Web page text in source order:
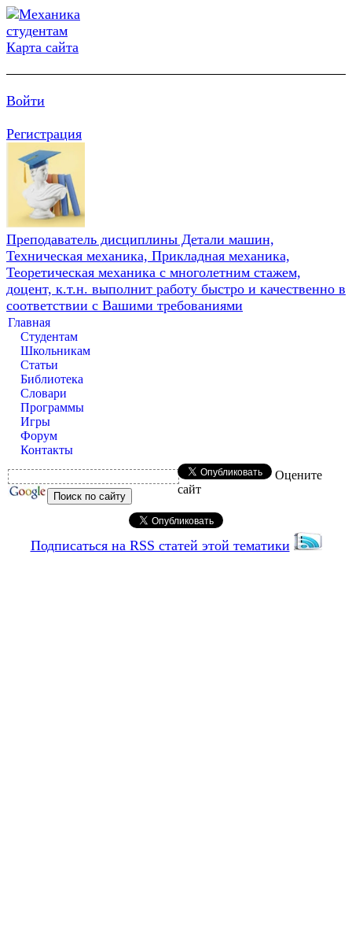
Карта сайта
Войти
Регистрация
Преподаватель дисциплины Детали машин,
Техническая механика, Прикладная механика,
Теоретическая механика с многолетним стажем,
доцент, к.т.н. выполнит работу быстро и качественно в
соответствии с Вашими требованиями
Главная
Студентам
Школьникам
Статьи
Библиотека
Словари
Программы
Игры
Форум
Контакты
Оцените
сайт
Подписаться на RSS статей этой тематики